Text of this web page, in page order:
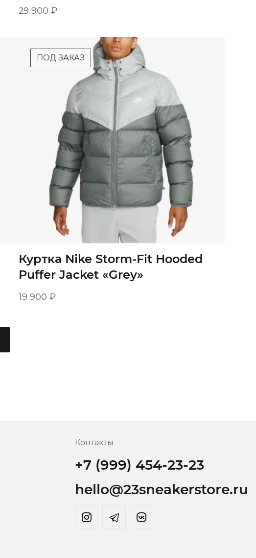
29 900 ₽
ПОД ЗАКАЗ
Куртка Nike Storm-Fit Hooded
Puffer Jacket «Grey»
19 900 ₽
Контакты
+7 (999) 454-23-23
hello@23sneakerstore.ru